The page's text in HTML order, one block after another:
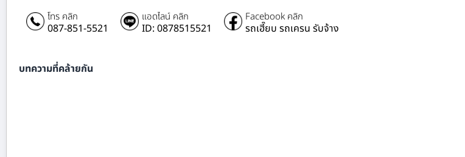
โทร คลิก
087-851-5521
แอดไลน์ คลิก
ID: 0878515521
Facebook คลิก
รถเฮี๊ยบ รถเครน รับจ้าง
บทความที่คล้ายกัน